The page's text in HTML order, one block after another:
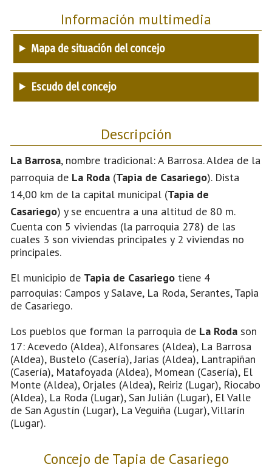
Información multimedia
Mapa de situación del concejo
Escudo del concejo
Descripción
La Barrosa, nombre tradicional: A Barrosa. Aldea de la
parroquia de La Roda (Tapia de Casariego). Dista
14,00 km de la capital municipal (Tapia de
Casariego) y se encuentra a una altitud de 80 m.
Cuenta con 5 viviendas (la parroquia 278) de las
cuales 3 son viviendas principales y 2 viviendas no
principales.
El municipio de Tapia de Casariego tiene 4
parroquias: Campos y Salave, La Roda, Serantes, Tapia
de Casariego.
Los pueblos que forman la parroquia de La Roda son
17: Acevedo (Aldea), Alfonsares (Aldea), La Barrosa
(Aldea), Bustelo (Casería), Jarias (Aldea), Lantrapiñan
(Casería), Matafoyada (Aldea), Momean (Casería), El
Monte (Aldea), Orjales (Aldea), Reiriz (Lugar), Riocabo
(Aldea), La Roda (Lugar), San Julián (Lugar), El Valle
de San Agustín (Lugar), La Veguiña (Lugar), Villarín
(Lugar).
Concejo de Tapia de Casariego